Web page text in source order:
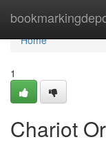
Home
Home
1
Chariot